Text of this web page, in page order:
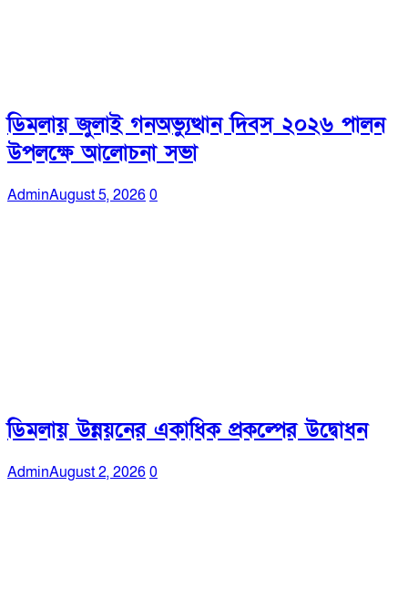
ডিমলায় জুলাই গনঅভ্যুত্থান দিবস ২০২৬ পালন
উপলক্ষে আলোচনা সভা
AdminAugust 5, 20260
ডিমলায় উন্নয়নের একাধিক প্রকল্পের উদ্বোধন
AdminAugust 2, 20260